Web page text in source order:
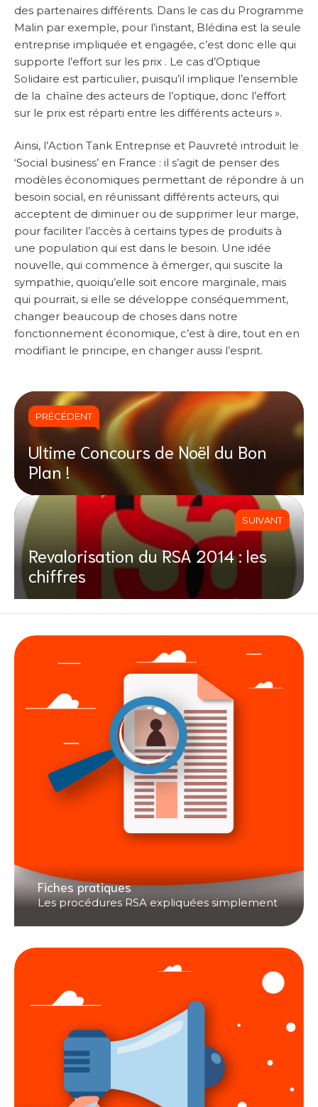
des partenaires différents. Dans le cas du Programme
Malin par exemple, pour l’instant, Blédina est la seule
entreprise impliquée et engagée, c’est donc elle qui
supporte l’effort sur les prix . Le cas d’Optique
Solidaire est particulier, puisqu’il implique l’ensemble
de la chaîne des acteurs de l’optique, donc l’effort
sur le prix est réparti entre les différents acteurs ».
Ainsi, l’Action Tank Entreprise et Pauvreté introduit le
‘Social business’ en France : il s’agit de penser des
modèles économiques permettant de répondre à un
besoin social, en réunissant différents acteurs, qui
acceptent de diminuer ou de supprimer leur marge,
pour faciliter l’accès à certains types de produits à
une population qui est dans le besoin. Une idée
nouvelle, qui commence à émerger, qui suscite la
sympathie, quoiqu’elle soit encore marginale, mais
qui pourrait, si elle se développe conséquemment,
changer beaucoup de choses dans notre
fonctionnement économique, c’est à dire, tout en en
modifiant le principe, en changer aussi l’esprit.
PRÉCÉDENT
Ultime Concours de Noël du Bon
Plan !
SUIVANT
Revalorisation du RSA 2014 : les
chiffres
Fiches pratiques
Les procédures RSA expliquées simplement